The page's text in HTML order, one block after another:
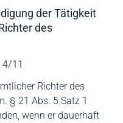
der Tätigkeit
des
4/11
Richter des
§ 21 Abs. 5 Satz 1
wenn er dauerhaft